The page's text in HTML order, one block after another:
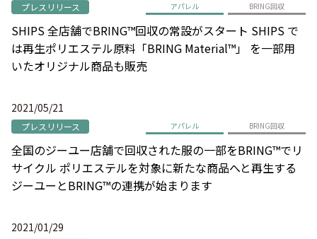
プレスリリース アパレル BRING回収
SHIPS 全店舗でBRING™回収の常設がスタート SHIPS で
は再生ポリエステル原料「BRING Material™」 を一部用
いたオリジナル商品も販売
2021/05/21
プレスリリース アパレル BRING回収
全国のジーユー店舗で回収された服の一部をBRING™でリ
サイクル ポリエステルを対象に新たな商品へと再生する
ジーユーとBRING™の連携が始まります
2021/01/29